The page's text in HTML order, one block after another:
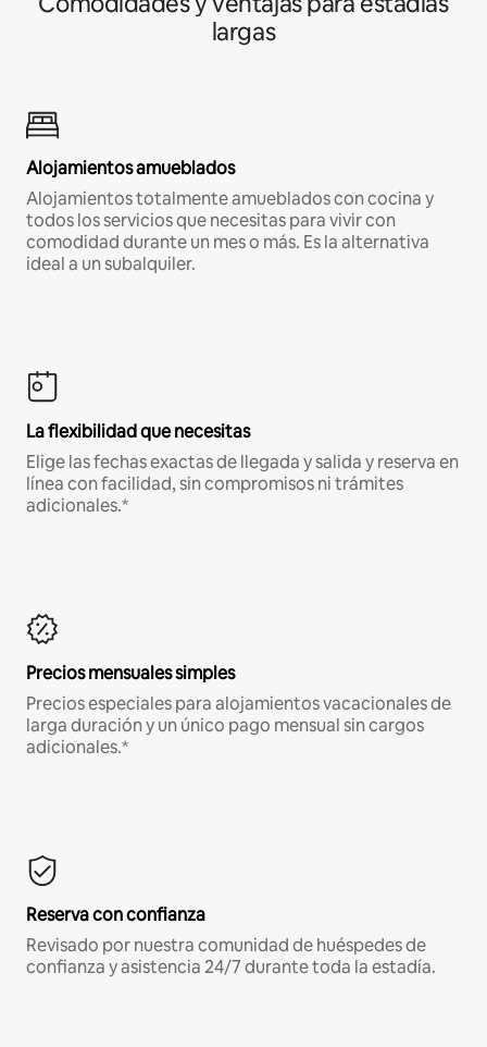
largas
Alojamientos amueblados
Alojamientos totalmente amueblados con cocina y
todos los servicios que necesitas para vivir con
comodidad durante un mes o más. Es la alternativa
ideal a un subalquiler.
La flexibilidad que necesitas
Elige las fechas exactas de llegada y salida y reserva en
línea con facilidad, sin compromisos ni trámites
adicionales.*
Precios mensuales simples
Precios especiales para alojamientos vacacionales de
larga duración y un único pago mensual sin cargos
adicionales.*
Reserva con confianza
Revisado por nuestra comunidad de huéspedes de
confianza y asistencia 24/7 durante toda la estadía.